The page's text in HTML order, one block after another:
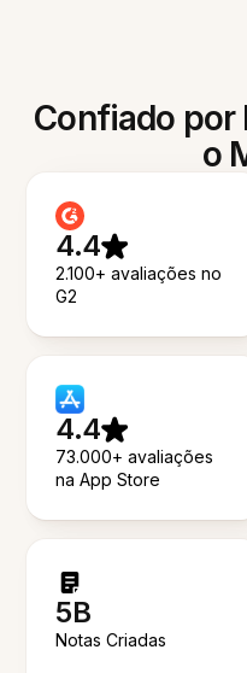
Confiado por
o
4.4
2.100+ avaliações no
G2
4.4
73.000+ avaliações
na App Store
5B
Notas Criadas